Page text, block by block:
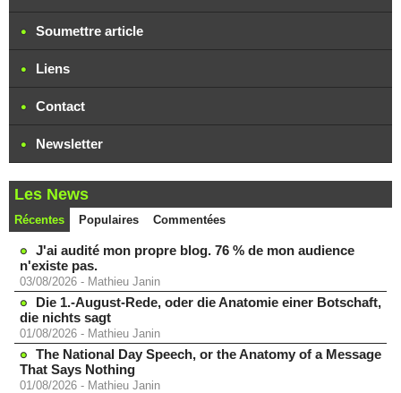
Soumettre article
Liens
Contact
Newsletter
Les News
Récentes Populaires Commentées
J'ai audité mon propre blog. 76 % de mon audience
n'existe pas.
03/08/2026 - Mathieu Janin
Die 1.-August-Rede, oder die Anatomie einer Botschaft,
die nichts sagt
01/08/2026 - Mathieu Janin
The National Day Speech, or the Anatomy of a Message
That Says Nothing
01/08/2026 - Mathieu Janin